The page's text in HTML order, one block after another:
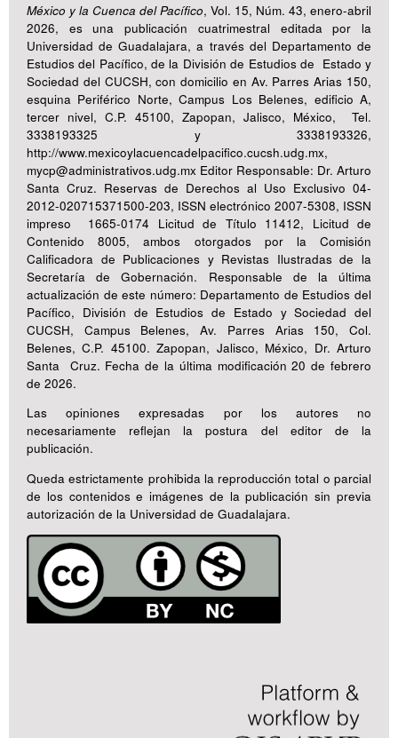
México y la Cuenca del Pacífico, Vol. 15, Núm. 43, enero-abril
2026, es una publicación cuatrimestral editada por la
Universidad de Guadalajara, a través del Departamento de
Estudios del Pacífico, de la División de Estudios de Estado y
Sociedad del CUCSH, con domicilio en Av. Parres Arias 150,
esquina Periférico Norte, Campus Los Belenes, edificio A,
tercer nivel, C.P. 45100, Zapopan, Jalisco, México, Tel.
3338193325 y 3338193326,
http://www.mexicoylacuencadelpacifico.cucsh.udg.mx,
mycp@administrativos.udg.mx Editor Responsable: Dr. Arturo
Santa Cruz. Reservas de Derechos al Uso Exclusivo 04-
2012-020715371500-203, ISSN electrónico 2007-5308, ISSN
impreso 1665-0174 Licitud de Título 11412, Licitud de
Contenido 8005, ambos otorgados por la Comisión
Calificadora de Publicaciones y Revistas Ilustradas de la
Secretaría de Gobernación. Responsable de la última
actualización de este número: Departamento de Estudios del
Pacífico, División de Estudios de Estado y Sociedad del
CUCSH, Campus Belenes, Av. Parres Arias 150, Col.
Belenes, C.P. 45100. Zapopan, Jalisco, México, Dr. Arturo
Santa Cruz. Fecha de la última modificación 20 de febrero
de 2026.
Las opiniones expresadas por los autores no
necesariamente reflejan la postura del editor de la
publicación.
Queda estrictamente prohibida la reproducción total o parcial
de los contenidos e imágenes de la publicación sin previa
autorización de la Universidad de Guadalajara.